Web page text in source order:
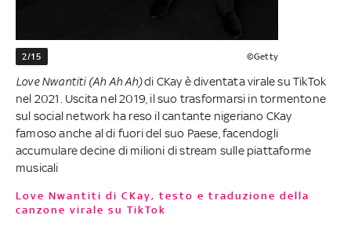
2/15 ©Getty
Love Nwantiti (Ah Ah Ah)di CKay è diventata virale su TikTok
nel 2021. Uscita nel 2019, il suo trasformarsi in tormentone
sul social network ha reso il cantante nigeriano CKay
famoso anche al di fuori del suo Paese, facendogli
accumulare decine di milioni di stream sulle piattaforme
musicali
Love Nwantiti di CKay, testo e traduzione della
canzone virale su TikTok